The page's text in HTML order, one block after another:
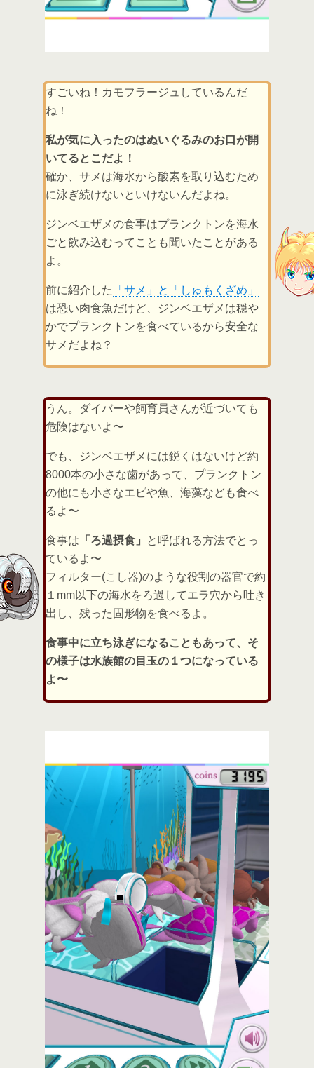
すごいね！カモフラージュしているんだ
ね！
私が気に入ったのはぬいぐるみのお口が開
いてるとこだよ！
確か、サメは海水から酸素を取り込むため
に泳ぎ続けないといけないんだよね。
ジンベエザメの食事はプランクトンを海水
ごと飲み込むってことも聞いたことがある
よ。
前に紹介した
「サメ」と「しゅもくざめ」
は恐い肉食魚だけど、ジンベエザメは穏や
かでプランクトンを食べているから安全な
サメだよね？
うん。ダイバーや飼育員さんが近づいても
危険はないよ〜
でも、ジンベエザメには鋭くはないけど約
8000本の小さな歯があって、プランクトン
の他にも小さなエビや魚、海藻なども食べ
るよ〜
食事は 「ろ過摂食」
と呼ばれる方法でとっ
ているよ〜
フィルター(こし器)のような役割の器官で約
１mm以下の海水をろ過してエラ穴から吐き
出し、残った固形物を食べるよ。
食事中に立ち泳ぎになることもあって、そ
の様子は水族館の目玉の１つになっている
よ〜